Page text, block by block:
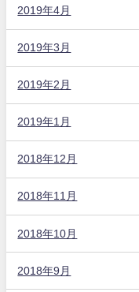
2019年4月
2019年3月
2019年2月
2019年1月
2018年12月
2018年11月
2018年10月
2018年9月